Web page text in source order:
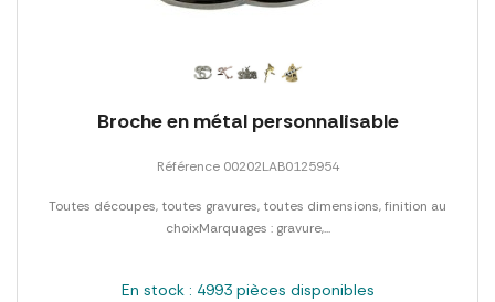
Broche en métal personnalisable
Référence 00202LAB0125954
Toutes découpes, toutes gravures, toutes dimensions, finition au
choixMarquages : gravure,...
En stock : 4993 pièces disponibles